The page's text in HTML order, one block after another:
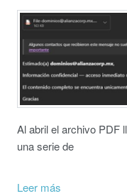
Al abril el archivo PDF
una serie de
Leer más